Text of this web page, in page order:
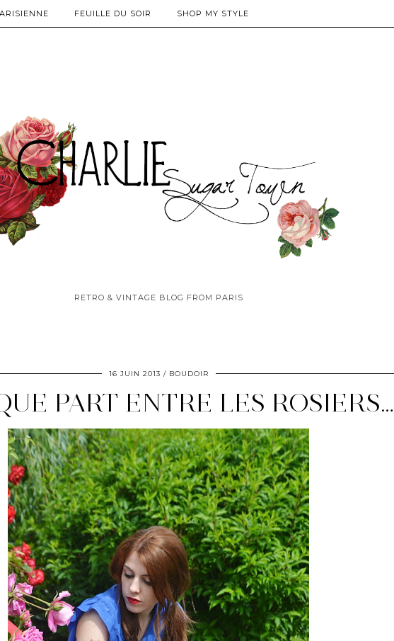
RETRO & VINTAGE BLOG FROM PARIS
FEUILLE DU SOIR SHOP MY STYLE
16 JUIN 2013 BOUDOIR
PART ENTRE LES ROSIERS…